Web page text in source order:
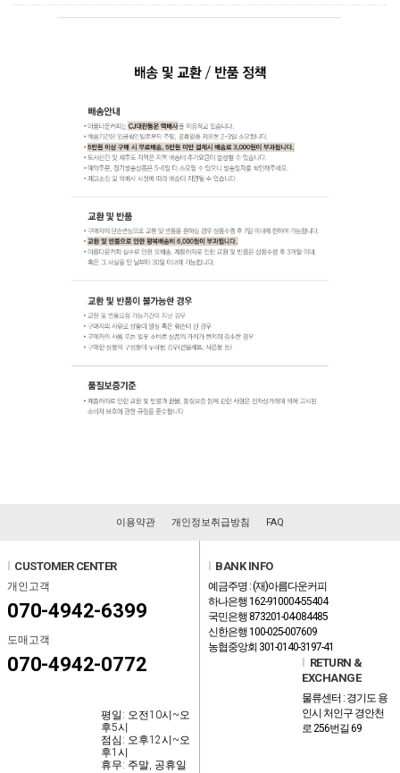
이용약관 개인정보취급방침 FAQ
l CUSTOMER CENTER
개인고객
070-4942-6399
도매고객
070-4942-0772
평일: 오전10시~오
후5시
점심: 오후12시~오
후1시
휴무: 주말, 공휴일
l BANK INFO
예금주명 : (재)아름다운커피
하나은행 162-910004-55404
국민은행 873201-04-084485
신한은행 100-025-007609
농협중앙회 301-0140-3197-41
l RETURN &
EXCHANGE
물류센터 : 경기도 용
인시 처인구 경안천
로 256번길 69